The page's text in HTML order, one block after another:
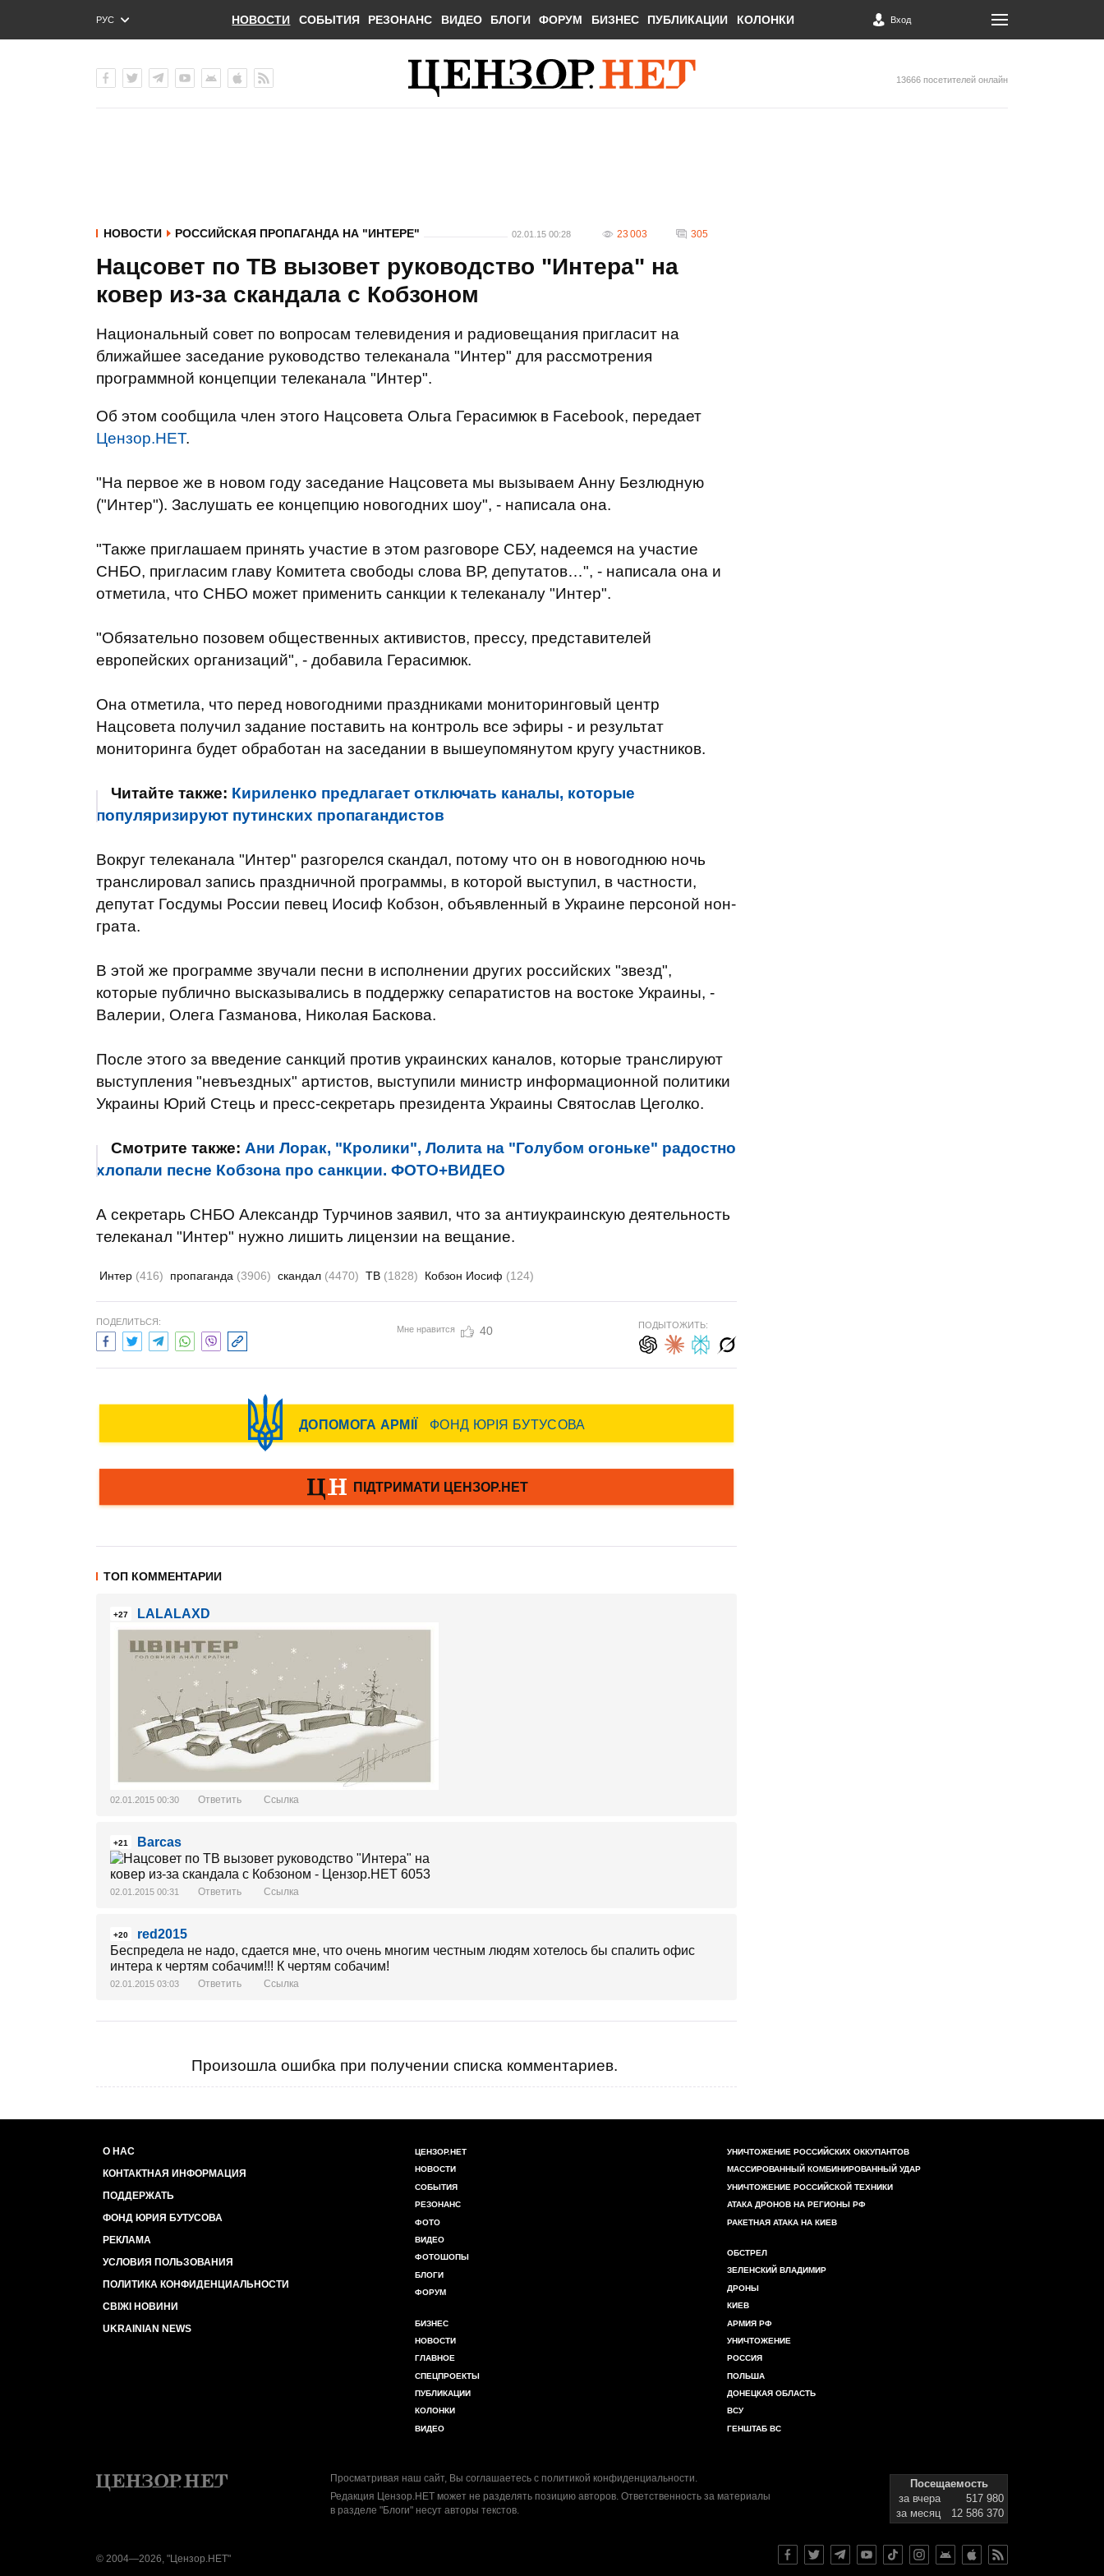
РУС
ENG
НОВОСТИ СОБЫТИЯ РЕЗОНАНС ВИДЕО БЛОГИ ФОРУМ БИЗНЕС ПУБЛИКАЦИИ КОЛОНКИ Вход
13666 посетителей онлайн
НОВОСТИ РОССИЙСКАЯ ПРОПАГАНДА НА "ИНТЕРЕ" 02.01.15 00:28 23 003 305
Нацсовет по ТВ вызовет руководство "Интера" на
ковер из-за скандала с Кобзоном
Национальный совет по вопросам телевидения и радиовещания пригласит на
ближайшее заседание руководство телеканала "Интер" для рассмотрения
программной концепции телеканала "Интер".
Об этом сообщила член этого Нацсовета Ольга Герасимюк в Facebook, передает
Цензор.НЕТ.
"На первое же в новом году заседание Нацсовета мы вызываем Анну Безлюдную
("Интер"). Заслушать ее концепцию новогодних шоу", - написала она.
"Также приглашаем принять участие в этом разговоре СБУ, надеемся на участие
СНБО, пригласим главу Комитета свободы слова ВР, депутатов…", - написала она и
отметила, что СНБО может применить санкции к телеканалу "Интер".
"Обязательно позовем общественных активистов, прессу, представителей
европейских организаций", - добавила Герасимюк.
Она отметила, что перед новогодними праздниками мониторинговый центр
Нацсовета получил задание поставить на контроль все эфиры - и результат
мониторинга будет обработан на заседании в вышеупомянутом кругу участников.
Читайте также: Кириленко предлагает отключать каналы, которые
популяризируют путинских пропагандистов
Вокруг телеканала "Интер" разгорелся скандал, потому что он в новогоднюю ночь
транслировал запись праздничной программы, в которой выступил, в частности,
депутат Госдумы России певец Иосиф Кобзон, объявленный в Украине персоной нон-
грата.
В этой же программе звучали песни в исполнении других российских "звезд",
которые публично высказывались в поддержку сепаратистов на востоке Украины, -
Валерии, Олега Газманова, Николая Баскова.
После этого за введение санкций против украинских каналов, которые транслируют
выступления "невъездных" артистов, выступили министр информационной политики
Украины Юрий Стець и пресс-секретарь президента Украины Святослав Цеголко.
Смотрите также: Ани Лорак, "Кролики", Лолита на "Голубом огоньке" радостно
хлопали песне Кобзона про санкции. ФОТО+ВИДЕО
А секретарь СНБО Александр Турчинов заявил, что за антиукраинскую деятельность
телеканал "Интер" нужно лишить лицензии на вещание.
Интер (416) пропаганда (3906) скандал (4470) ТВ (1828) Кобзон Иосиф (124)
ПОДЕЛИТЬСЯ:
Мне нравится 40 ПОДЫТОЖИТЬ:
ТОП КОММЕНТАРИИ
+27 LALALAXD
02.01.2015 00:30 Ответить Ссылка
+21 Barcas
02.01.2015 00:31 Ответить Ссылка
+20
red2015
Беспредела не надо, сдается мне, что очень многим честным людям хотелось бы спалить офис
интера к чертям собачим!!! К чертям собачим!
02.01.2015 03:03 Ответить Ссылка
Произошла ошибка при получении списка комментариев.
О НАС
КОНТАКТНАЯ ИНФОРМАЦИЯ
ПОДДЕРЖАТЬ
ФОНД ЮРИЯ БУТУСОВА
РЕКЛАМА
УСЛОВИЯ ПОЛЬЗОВАНИЯ
ПОЛИТИКА КОНФИДЕНЦИАЛЬНОСТИ
СВІЖІ НОВИНИ
UKRAINIAN NEWS
ЦЕНЗОР.НЕТ
НОВОСТИ
СОБЫТИЯ
РЕЗОНАНС
ФОТО
ВИДЕО
ФОТОШОПЫ
БЛОГИ
ФОРУМ
БИЗНЕС
НОВОСТИ
ГЛАВНОЕ
СПЕЦПРОЕКТЫ
ПУБЛИКАЦИИ
КОЛОНКИ
ВИДЕО
УНИЧТОЖЕНИЕ РОССИЙСКИХ ОККУПАНТОВ
МАССИРОВАННЫЙ КОМБИНИРОВАННЫЙ УДАР
УНИЧТОЖЕНИЕ РОССИЙСКОЙ ТЕХНИКИ
АТАКА ДРОНОВ НА РЕГИОНЫ РФ
РАКЕТНАЯ АТАКА НА КИЕВ
ОБСТРЕЛ
ЗЕЛЕНСКИЙ ВЛАДИМИР
ДРОНЫ
КИЕВ
АРМИЯ РФ
УНИЧТОЖЕНИЕ
РОССИЯ
ПОЛЬША
ДОНЕЦКАЯ ОБЛАСТЬ
ВСУ
ГЕНШТАБ ВС
Просматривая наш сайт, Вы соглашаетесь с политикой конфиденциальности.
Редакция Цензор.НЕТ может не разделять позицию авторов. Ответственность за материалы
в разделе "Блоги" несут авторы текстов.
Посещаемость
за вчера
517 980
за месяц
12 586 370
© 2004—2026, "Цензор.НЕТ"